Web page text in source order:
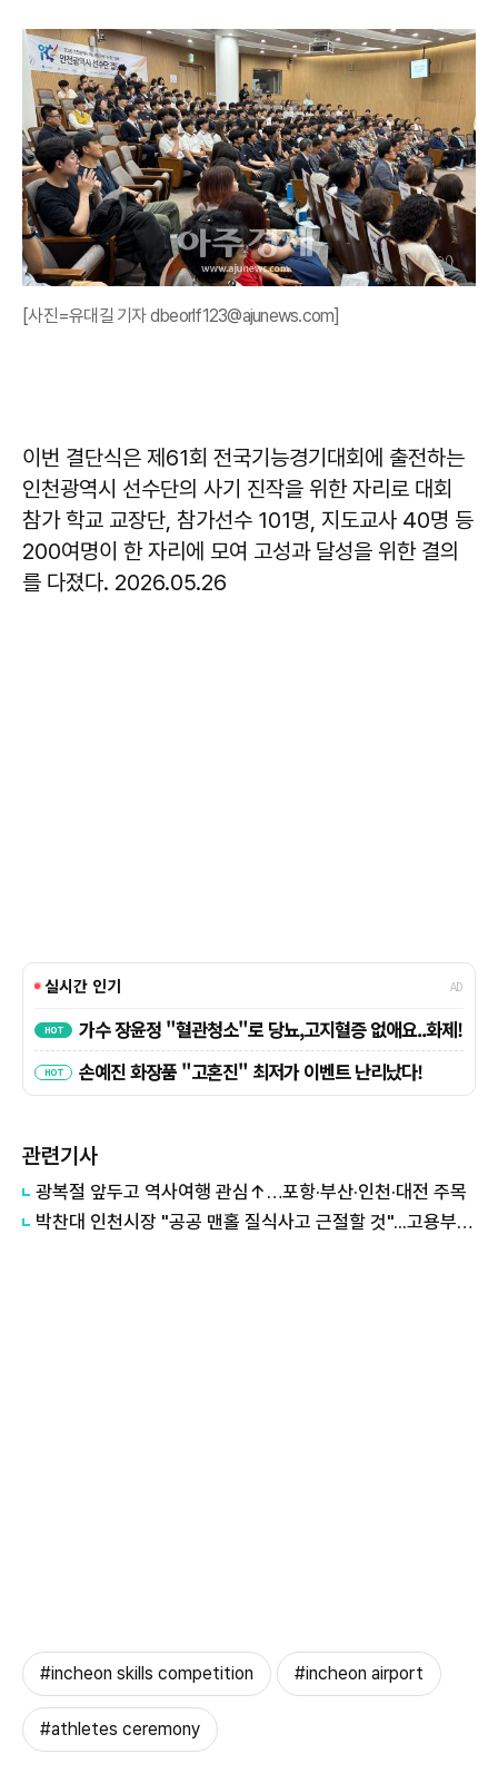
[사진=유대길 기자 dbeorlf123@ajunews.com]
이번 결단식은 제61회 전국기능경기대회에 출전하는
인천광역시 선수단의 사기 진작을 위한 자리로 대회
참가 학교 교장단, 참가선수 101명, 지도교사 40명 등
200여명이 한 자리에 모여 고성과 달성을 위한 결의
를 다졌다. 2026.05.26
관련기사
광복절 앞두고 역사여행 관심↑…포항·부산·인천·대전 주목
박찬대 인천시장 "공공 맨홀 질식사고 근절할 것"...고용부와 공동대응 선언
#incheon skills competition #incheon airport
#athletes ceremony